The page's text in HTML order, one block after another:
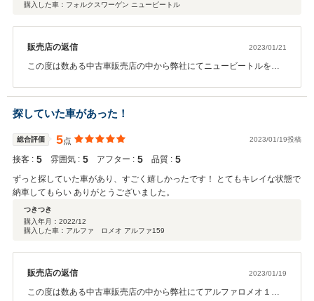
購入した車：フォルクスワーゲン ニュービートル
販売店の返信 2023/01/21
この度は数ある中古車販売店の中から弊社にてニュービートルをご
たらお気軽にご相談下さい。今後もしっかりとサポートさせて頂く
と共に、カーライフをお手伝いさせて頂きますので末長いお付き合
いの程宜しくお願いします。
探していた車があった！
総合評価 5点 2023/01/19投稿
接客 : 5 雰囲気 : 5 アフター : 5 品質 : 5
ずっと探していた車があり、すごく嬉しかったです！ とてもキレイな状態で
納車してもらい ありがとうございました。
つきつき
購入年月： 2022/12
購入した車：アルファ ロメオ アルファ159
販売店の返信 2023/01/19
この度は数ある中古車販売店の中から弊社にてアルファロメオ１５